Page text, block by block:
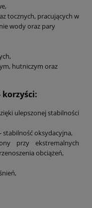
tocznych, pracujących w
wody oraz pary
hutniczym oraz
korzyści:
ulepszonej stabilności
oksydacyjna,
przy ekstremalnych
obciążeń,